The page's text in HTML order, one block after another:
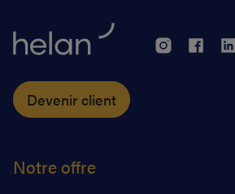
Devenir client
Notre offre